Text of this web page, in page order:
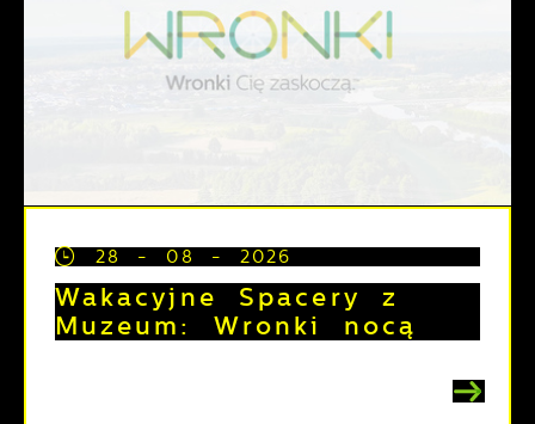
28 - 08 - 2026
Wakacyjne Spacery z
Muzeum: Wronki nocą